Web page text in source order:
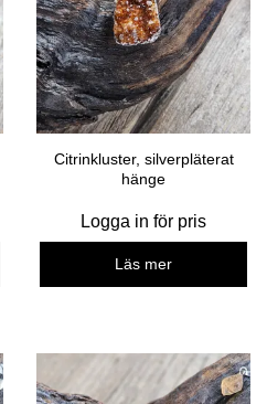
Citrinkluster, silverpläterat
hänge
Logga in för pris
Läs mer